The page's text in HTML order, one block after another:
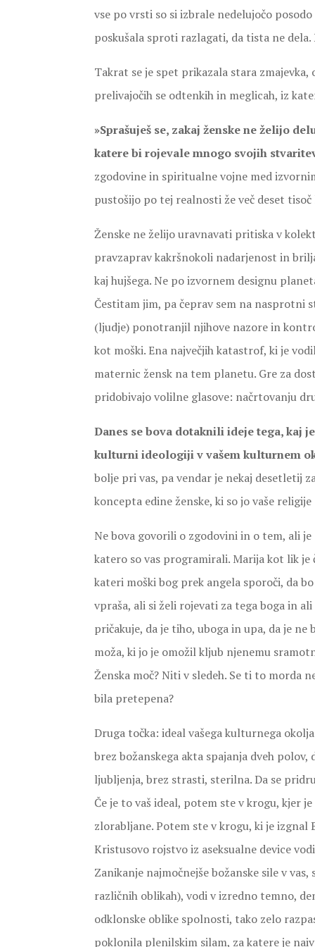
vse po vrsti so si izbrale nedelujočo
poskušala sproti razlagati, da tista ne
Takrat se je spet prikazala stara
prelivajočih se odtenkih in meglicah, iz
»Sprašuješ se, zakaj ženske ne želijo
katere bi rojevale mnogo svojih
zgodovine in spiritualne vojne med
pustošijo po tej realnosti že več deset
Ženske ne želijo uravnavati pritiska v
pravzaprav kakršnokoli nadarjenost in
kaj hujšega. Ne po izvornem designu
Čestitam jim, pa čeprav sem na nasprotni
(ljudje) ponotranjil njihove nazore in
kot moški. Ena največjih katastrof, ki je
maternic žensk na tem planetu. Gre za
pridobivajo volilne glasove: načrtovanju
Danes se bova dotaknili ideje tega, kaj
kulturni ideologiji v vašem kulturnem
bolje pri vas, pa vendar je nekaj desetletij
koncepta edine ženske, ki so jo vaše
Ne bova govorili o zgodovini in o tem, ali
katero so vas programirali. Marija kot lik
kateri moški bog prek angela sporoči, da
vpraša, ali si želi rojevati za tega boga in
pričakuje, da je tiho, uboga in upa, da je
moža, ki jo je omožil kljub njenemu
Ženska moč? Niti v sledeh. Se ti to morda
bila pretepena?
Druga točka: ideal vašega kulturnega
brez božanskega akta spajanja dveh
ljubljenja, brez strasti, sterilna. Da se
Če je to vaš ideal, potem ste v krogu, kjer
zlorabljane. Potem ste v krogu, ki je izgnal
Kristusovo rojstvo iz aseksualne device
Zanikanje najmočnejše božanske sile v
različnih oblikah), vodi v izredno temno,
odklonske oblike spolnosti, tako zelo
poklonila plenilskim silam, za katere je